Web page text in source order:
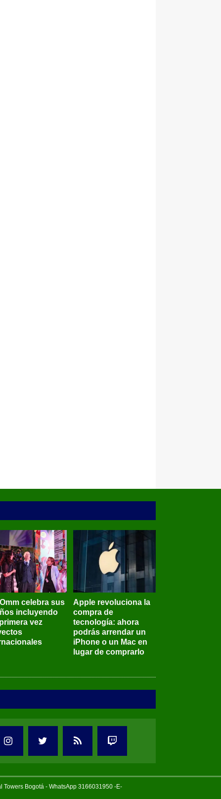
celebra sus
incluyendo
vez
Apple revoluciona la
compra de
tecnología: ahora
podrás arrendar un
iPhone o un Mac en
lugar de comprarlo
Bogotá - WhatsApp 3166031950 -E-